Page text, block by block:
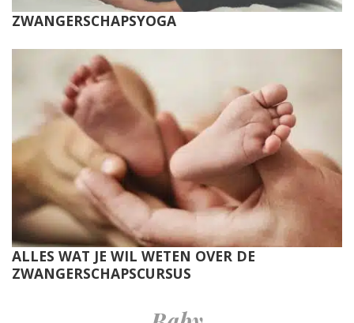
ZWANGERSCHAPSYOGA
ALLES WAT JE WIL WETEN OVER DE
ZWANGERSCHAPSCURSUS